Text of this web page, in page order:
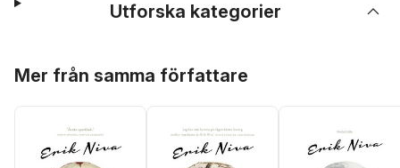
Utforska kategorier
Mer från samma författare